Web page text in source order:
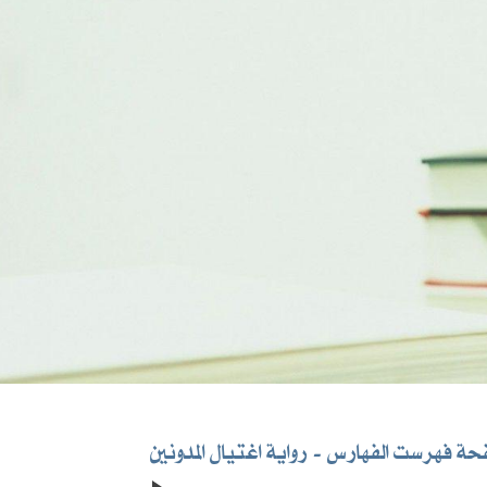
رواية اغتيال المدونين فهرست الفهارس